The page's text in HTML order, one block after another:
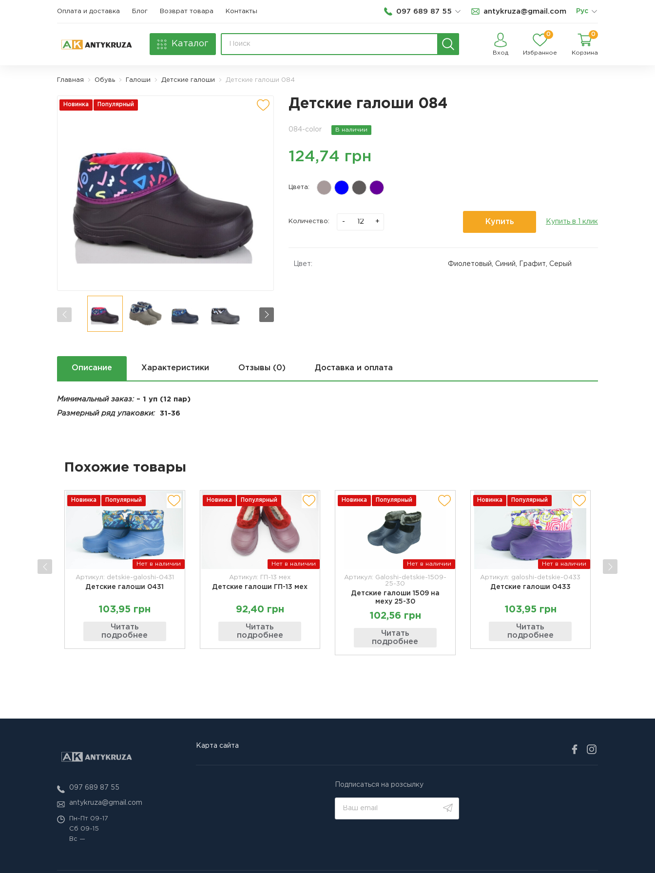
Оплата и доставка Блог Возврат товара Контакты 097 689 87 55 antykruza@gmail.com Рус
Каталог
Вход
0
Избранное
0
Корзина
Главная Обувь Галоши Детские галоши Детские галоши 084
Новинка Популярный Детские галоши 084
084-color В наличии
124,74 грн
Цвета:
Количество: - + Купить Купить в 1 клик
Цвет: Фиолетовый, Синий, Графит, Серый
Описание Характеристики Отзывы (0) Доставка и оплата
Минимальный заказ:– 1 уп (12 пар)
Размерный ряд упаковки: 31-36
Похожие товары
Новинка Популярный
Нет в наличии
Артикул: detskie-galoshi-0431
Детские галоши 0431
103,95 грн
Читать
подробнее
Новинка Популярный
Нет в наличии
Артикул: ГП-13 мех
Детские галоши ГП-13 мех
92,40 грн
Читать
подробнее
Новинка Популярный
Нет в наличии
Артикул: Galoshi-detskie-1509-
25-30
Детские галоши 1509 на
меху 25-30
102,56 грн
Читать
подробнее
Новинка Популярный
Нет в наличии
Артикул: galoshi-detskie-0433
Детские галоши 0433
103,95 грн
Читать
подробнее
097 689 87 55
antykruza@gmail.com
Пн-Пт 09-17
Сб 09-15
Вс —
Карта сайта
Подписаться на розсылку